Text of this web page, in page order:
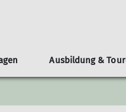
Öffentlichkeit
GruppenNordparkhütte im
Leistungssport MTB-
Ausbildung &